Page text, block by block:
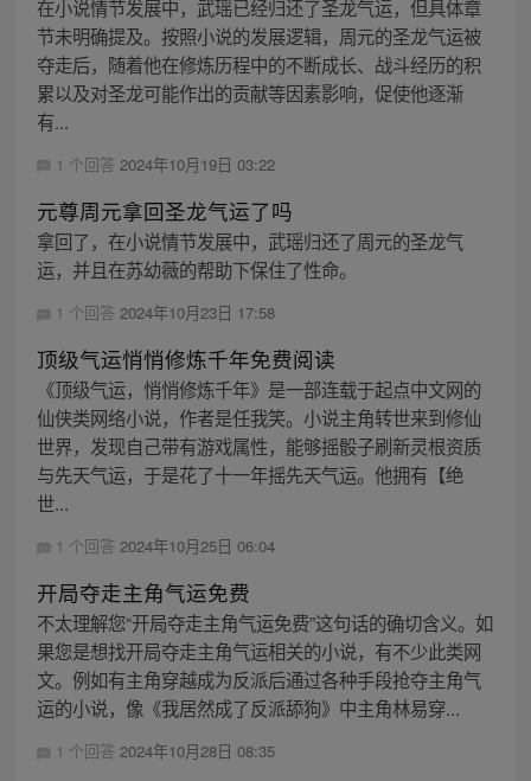
在小说情节发展中，武瑶已经归还了圣龙气运，但具体章
节未明确提及。按照小说的发展逻辑，周元的圣龙气运被
夺走后，随着他在修炼历程中的不断成长、战斗经历的积
累以及对圣龙可能作出的贡献等因素影响，促使他逐渐
有...
1 个回答 2024年10月19日 03:22
元尊周元拿回圣龙气运了吗
拿回了，在小说情节发展中，武瑶归还了周元的圣龙气
运，并且在苏幼薇的帮助下保住了性命。
1 个回答 2024年10月23日 17:58
顶级气运悄悄修炼千年免费阅读
《顶级气运，悄悄修炼千年》是一部连载于起点中文网的
仙侠类网络小说，作者是任我笑。小说主角转世来到修仙
世界，发现自己带有游戏属性，能够摇骰子刷新灵根资质
与先天气运，于是花了十一年摇先天气运。他拥有【绝
世...
1 个回答 2024年10月25日 06:04
开局夺走主角气运免费
不太理解您“开局夺走主角气运免费”这句话的确切含义。如
果您是想找开局夺走主角气运相关的小说，有不少此类网
文。例如有主角穿越成为反派后通过各种手段抢夺主角气
运的小说，像《我居然成了反派舔狗》中主角林易穿...
1 个回答 2024年10月28日 08:35